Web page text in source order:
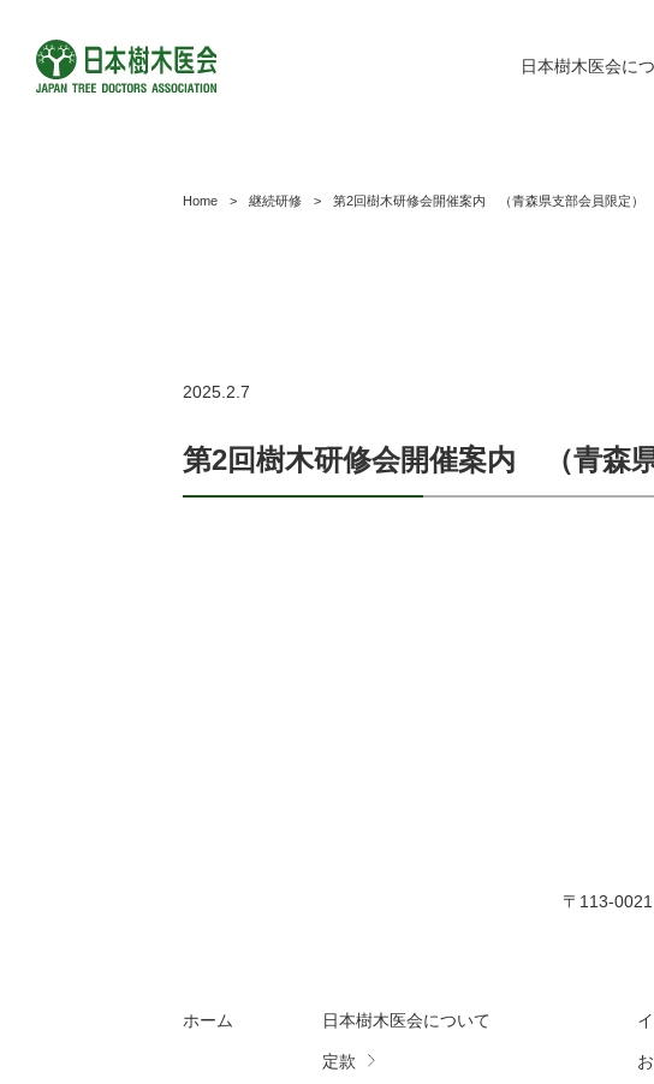
日本樹木医会に
Home > 継続研修 > 第2回樹木研修会開催案内 （青森県支部会員限定）
2025.2.7
第2回樹木研修会開催案内 （青森県
〒113-0021
ホーム 日本樹木医会について
定款